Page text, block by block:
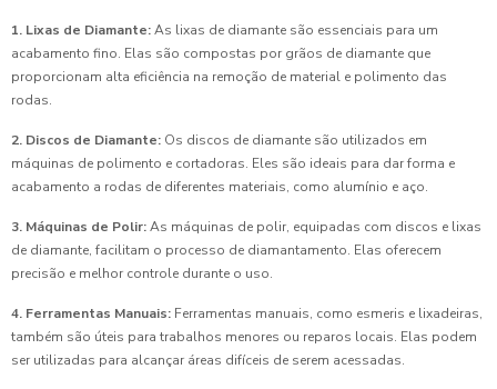
1. Lixas de Diamante:As lixas de diamante são essenciais para um
acabamento fino. Elas são compostas por grãos de diamante que
proporcionam alta eficiência na remoção de material e polimento das
rodas.
2. Discos de Diamante: Os discos de diamante são utilizados em
máquinas de polimento e cortadoras. Eles são ideais para dar forma e
acabamento a rodas de diferentes materiais, como alumínio e aço.
3. Máquinas de Polir:As máquinas de polir, equipadas com discos e lixas
de diamante, facilitam o processo de diamantamento. Elas oferecem
precisão e melhor controle durante o uso.
4. Ferramentas Manuais: Ferramentas manuais, como esmeris e lixadeiras,
também são úteis para trabalhos menores ou reparos locais. Elas podem
ser utilizadas para alcançar áreas difíceis de serem acessadas.